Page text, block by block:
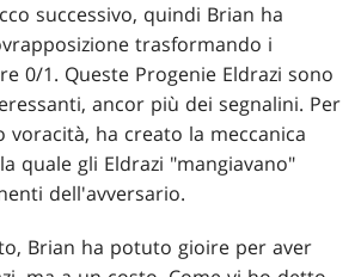
successivo, quindi Brian ha
trasformando i
0/1. Queste Progenie Eldrazi sono
ancor più dei segnalini. Per
ha creato la meccanica
quale gli Eldrazi "mangiavano"
dell'avversario.
Brian ha potuto gioire per aver